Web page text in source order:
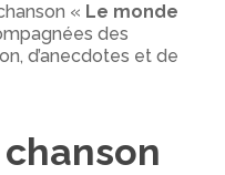
« Le monde
des
d’anecdotes et de